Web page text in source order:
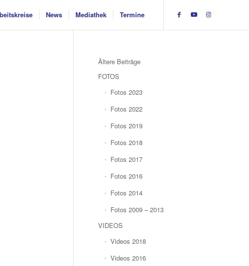
News Mediathek Termine
Ältere Beiträge
FOTOS
Fotos 2023
Fotos 2022
Fotos 2019
Fotos 2018
Fotos 2017
Fotos 2016
Fotos 2014
Fotos 2009 – 2013
VIDEOS
Videos 2018
Videos 2016